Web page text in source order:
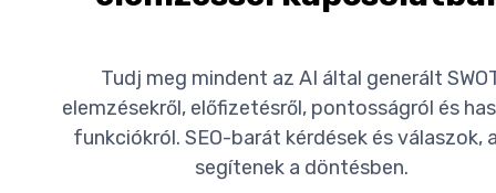
Tudj meg mindent az AI által generált
elemzésekről, előfizetésről, pontosságról és
funkciókról. SEO-barát kérdések és válaszok,
segítenek a döntésben.